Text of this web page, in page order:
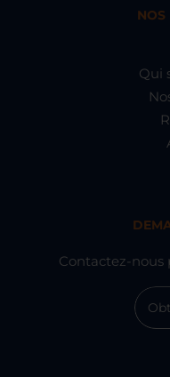
NOS
Qui
Contactez-nous